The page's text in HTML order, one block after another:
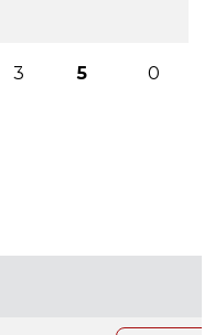
3 5 0